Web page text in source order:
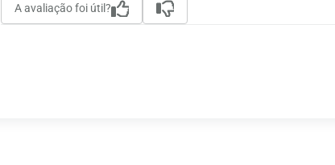
A avaliação foi útil?